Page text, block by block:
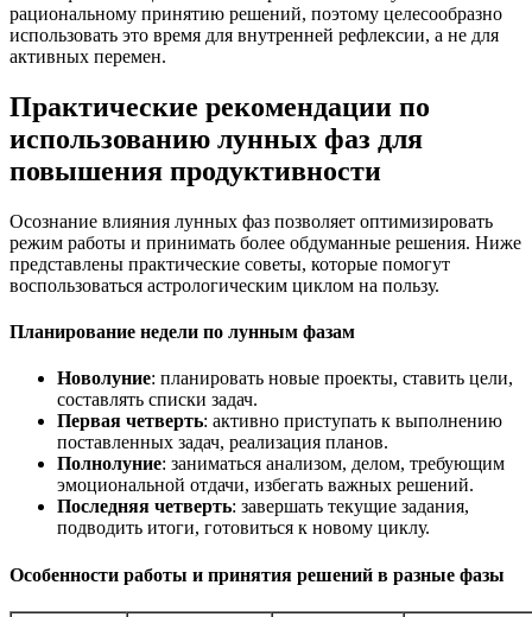
рациональному принятию решений, поэтому целесообразно
использовать это время для внутренней рефлексии, а не для
активных перемен.
Практические рекомендации по
использованию лунных фаз для
повышения продуктивности
Осознание влияния лунных фаз позволяет оптимизировать
режим работы и принимать более обдуманные решения. Ниже
представлены практические советы, которые помогут
воспользоваться астрологическим циклом на пользу.
Планирование недели по лунным фазам
Новолуние: планировать новые проекты, ставить цели,
составлять списки задач.
Первая четверть: активно приступать к выполнению
поставленных задач, реализация планов.
Полнолуние: заниматься анализом, делом, требующим
эмоциональной отдачи, избегать важных решений.
Последняя четверть: завершать текущие задания,
подводить итоги, готовиться к новому циклу.
Особенности работы и принятия решений в разные фазы